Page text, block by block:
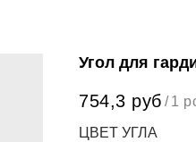
Угол для
754,3 руб / 1
ЦВЕТ УГЛА